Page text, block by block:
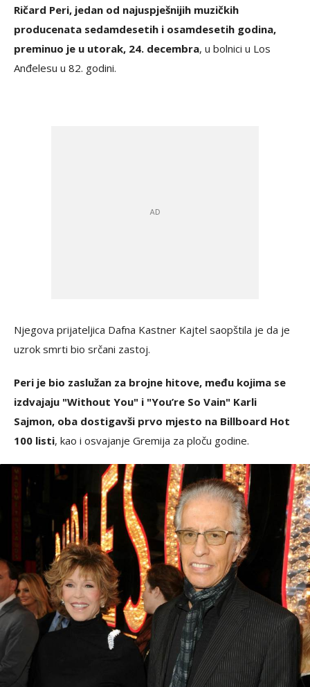
Ričard Peri, jedan od najuspješnijih muzičkih
producenata sedamdesetih i osamdesetih godina,
preminuo je u utorak, 24. decembra, u bolnici u Los
Anđelesu u 82. godini.
Njegova prijateljica Dafna Kastner Kajtel saopštila je da je
uzrok smrti bio srčani zastoj.
Peri je bio zaslužan za brojne hitove, među kojima se
izdvajaju "Without You" i "You’re So Vain" Karli
Sajmon, oba dostigavši prvo mjesto na Billboard Hot
100 listi, kao i osvajanje Gremija za ploču godine.